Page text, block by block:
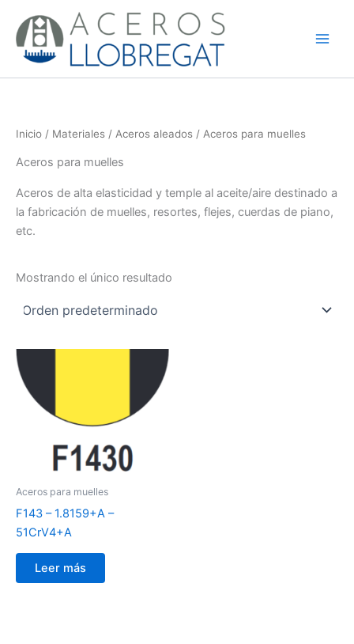
contenido
Inicio / Materiales / Aceros aleados / Aceros para muelles
Aceros para muelles
Aceros de alta elasticidad y temple al aceite/aire destinado a
la fabricación de muelles, resortes, flejes, cuerdas de piano,
etc.
Mostrando el único resultado
Aceros para muelles
F143 – 1.8159+A –
51CrV4+A
Leer más